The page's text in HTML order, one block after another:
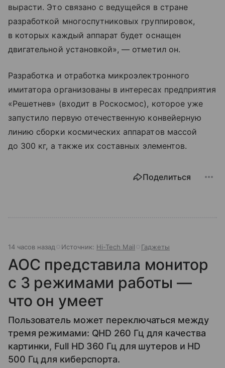
вырасти. Это связано с ведущейся в стране
разработкой многоспутниковых группировок,
в которых каждый аппарат будет оснащен
двигательной установкой», — отметил он.
Разработка и отработка микроэлектронного
имитатора организованы в интересах предприятия
«Решетнев» (входит в Роскосмос), которое уже
запустило первую отечественную конвейерную
линию сборки космических аппаратов массой
до 300 кг, а также их составных элементов.
Поделиться
14 часов назад Источник: Hi-Tech Mail Гаджеты
AOC представила монитор
с 3 режимами работы —
что он умеет
Пользователь может переключаться между
тремя режимами: QHD 260 Гц для качества
картинки, Full HD 360 Гц для шутеров и HD
500 Гц для киберспорта.